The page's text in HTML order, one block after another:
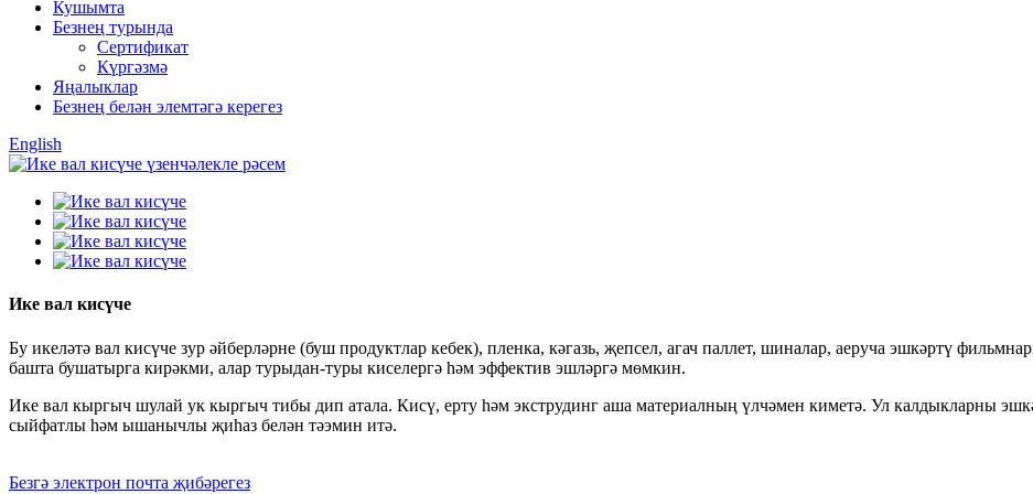
Кушымта
Безнең турында
Сертификат
Күргәзмә
Яңалыклар
Безнең белән элемтәгә керегез
English
Ике вал кисүче
Бу икеләтә вал кисүче зур әйберләрне (буш продуктлар кебек), пленка, кәгазь, җепсел, агач паллет, шиналар, аеруча эшкәртү
башта бушатырга кирәкми, алар турыдан-туры киселергә һәм эффектив эшләргә мөмкин.
Ике вал кыргыч шулай ук кыргыч тибы дип атала. Кисү, ерту һәм экструдинг аша материалның үлчәмен киметә. Ул калдыкларны
сыйфатлы һәм ышанычлы җиһаз белән тәэмин итә.
Безгә электрон почта җибәрегез